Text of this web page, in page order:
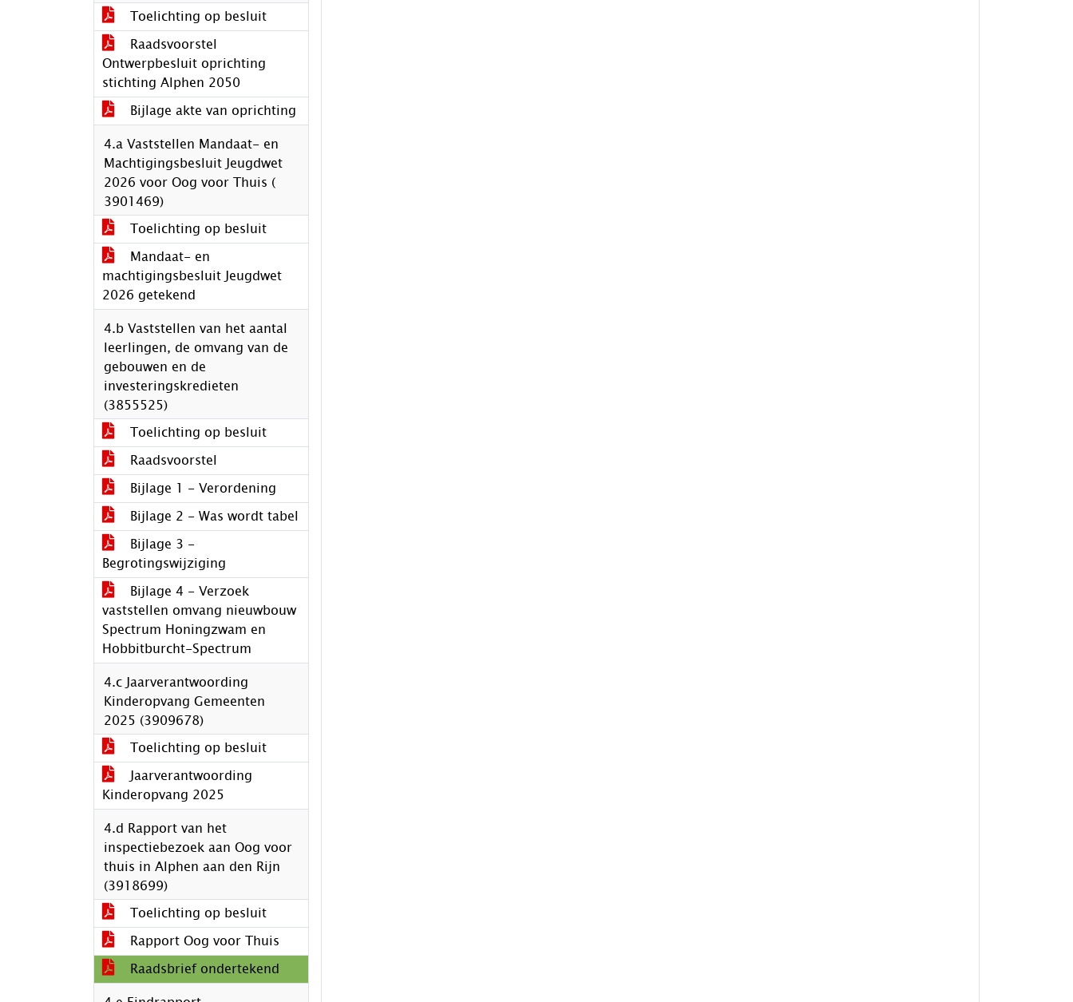
Toelichting op besluit
Raadsvoorstel
Ontwerpbesluit oprichting
stichting Alphen 2050
Bijlage akte van oprichting
4.a Vaststellen Mandaat- en
Machtigingsbesluit Jeugdwet
2026 voor Oog voor Thuis (
3901469)
Toelichting op besluit
Mandaat- en
machtigingsbesluit Jeugdwet
2026 getekend
4.b Vaststellen van het aantal
leerlingen, de omvang van de
gebouwen en de
investeringskredieten
(3855525)
Toelichting op besluit
Raadsvoorstel
Bijlage 1 - Verordening
Bijlage 2 - Was wordt tabel
Bijlage 3 -
Begrotingswijziging
Bijlage 4 - Verzoek
vaststellen omvang nieuwbouw
Spectrum Honingzwam en
Hobbitburcht-Spectrum
4.c Jaarverantwoording
Kinderopvang Gemeenten
2025 (3909678)
Toelichting op besluit
Jaarverantwoording
Kinderopvang 2025
4.d Rapport van het
inspectiebezoek aan Oog voor
thuis in Alphen aan den Rijn
(3918699)
Toelichting op besluit
Rapport Oog voor Thuis
Raadsbrief ondertekend